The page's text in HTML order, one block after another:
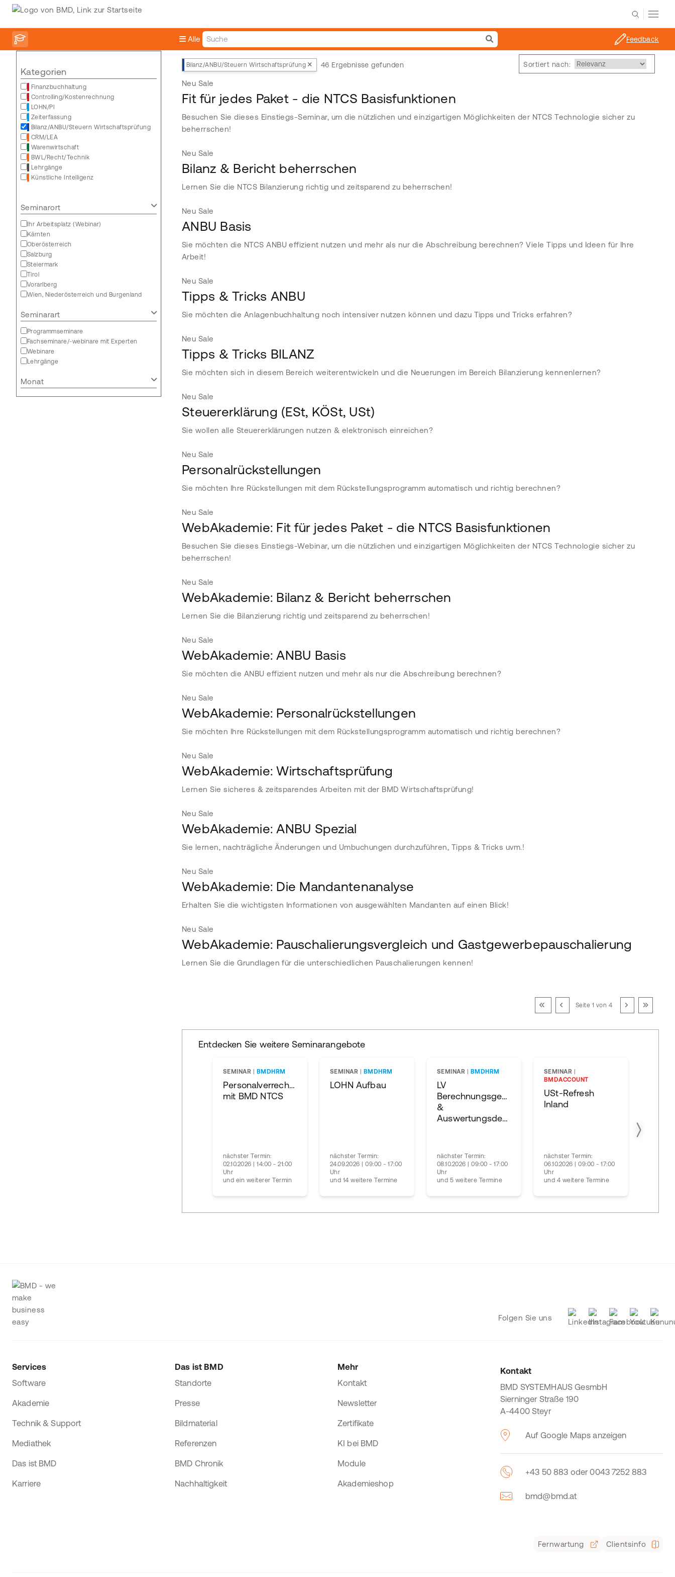
Alle Feedback
Kategorien
Finanzbuchhaltung
Controlling/Kostenrechnung
LOHN/PI
Zeiterfassung
Bilanz/ANBU/Steuern Wirtschaftsprüfung
CRM/LEA
Warenwirtschaft
BWL/Recht/Technik
Lehrgänge
Künstliche Intelligenz
Seminarort
Ihr Arbeitsplatz (Webinar)
Kärnten
Oberösterreich
Salzburg
Steiermark
Tirol
Vorarlberg
Wien, Niederösterreich und Burgenland
Seminarart
Programmseminare
Fachseminare/-webinare mit Experten
Webinare
Lehrgänge
Monat
Bilanz/ANBU/Steuern Wirtschaftsprüfung 46 Ergebnisse gefunden Sortiert nach:
Neu Sale
Fit für jedes Paket - die NTCS Basisfunktionen
Besuchen Sie dieses Einstiegs-Seminar, um die nützlichen und einzigartigen Möglichkeiten der NTCS Technologie sicher zu
beherrschen!
Neu Sale
Bilanz & Bericht beherrschen
Lernen Sie die NTCS Bilanzierung richtig und zeitsparend zu beherrschen!
Neu Sale
ANBU Basis
Sie möchten die NTCS ANBU effizient nutzen und mehr als nur die Abschreibung berechnen? Viele Tipps und Ideen für Ihre
Arbeit!
Neu Sale
Tipps & Tricks ANBU
Sie möchten die Anlagenbuchhaltung noch intensiver nutzen können und dazu Tipps und Tricks erfahren?
Neu Sale
Tipps & Tricks BILANZ
Sie möchten sich in diesem Bereich weiterentwickeln und die Neuerungen im Bereich Bilanzierung kennenlernen?
Neu Sale
Steuererklärung (ESt, KÖSt, USt)
Sie wollen alle Steuererklärungen nutzen & elektronisch einreichen?
Neu Sale
Personalrückstellungen
Sie möchten Ihre Rückstellungen mit dem Rückstellungsprogramm automatisch und richtig berechnen?
Neu Sale
WebAkademie: Fit für jedes Paket - die NTCS Basisfunktionen
Besuchen Sie dieses Einstiegs-Webinar, um die nützlichen und einzigartigen Möglichkeiten der NTCS Technologie sicher zu
beherrschen!
Neu Sale
WebAkademie: Bilanz & Bericht beherrschen
Lernen Sie die Bilanzierung richtig und zeitsparend zu beherrschen!
Neu Sale
WebAkademie: ANBU Basis
Sie möchten die ANBU effizient nutzen und mehr als nur die Abschreibung berechnen?
Neu Sale
WebAkademie: Personalrückstellungen
Sie möchten Ihre Rückstellungen mit dem Rückstellungsprogramm automatisch und richtig berechnen?
Neu Sale
WebAkademie: Wirtschaftsprüfung
Lernen Sie sicheres & zeitsparendes Arbeiten mit der BMD Wirtschaftsprüfung!
Neu Sale
WebAkademie: ANBU Spezial
Sie lernen, nachträgliche Änderungen und Umbuchungen durchzuführen, Tipps & Tricks uvm.!
Neu Sale
WebAkademie: Die Mandantenanalyse
Erhalten Sie die wichtigsten Informationen von ausgewählten Mandanten auf einen Blick!
Neu Sale
WebAkademie: Pauschalierungsvergleich und Gastgewerbepauschalierung
Lernen Sie die Grundlagen für die unterschiedlichen Pauschalierungen kennen!
Seite 1 von 4
Entdecken Sie weitere Seminarangebote
SEMINAR BMDHRM
Personalverrechnungslehrgang
mit BMD NTCS
nächster Termin:
02.10.2026 | 14:00 - 21:00
Uhr
und ein weiterer Termin
SEMINAR BMDHRM
LOHN Aufbau
nächster Termin:
24.09.2026 | 09:00 - 17:00
Uhr
und 14 weitere Termine
SEMINAR BMDHRM
LV
Berechnungsgenerator
&
Auswertungsdesigner
nächster Termin:
08.10.2026 | 09:00 - 17:00
Uhr
und 5 weitere Termine
SEMINAR
BMDACCOUNT
USt-Refresh
Inland
nächster Termin:
06.10.2026 | 09:00 - 17:00
Uhr
und 4 weitere Termine
Folgen Sie uns
Services
Software
Akademie
Technik & Support
Mediathek
Das ist BMD
Karriere
Das ist BMD
Standorte
Presse
Bildmaterial
Referenzen
BMD Chronik
Nachhaltigkeit
Mehr
Kontakt
Newsletter
Zertifikate
KI bei BMD
Module
Akademieshop
Kontakt
BMD SYSTEMHAUS GesmbH
Sierninger Straße 190
A-4400 Steyr
Auf Google Maps anzeigen
+43 50 883 oder 0043 7252 883
bmd@bmd.at
Fernwartung Clientsinfo